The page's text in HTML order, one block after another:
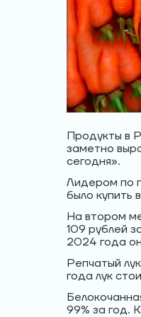
Продукты в
заметно
сегодня».
Лидером по
было купить
На втором
109 рублей
2024 года
Репчатый
года лук
99% за год.